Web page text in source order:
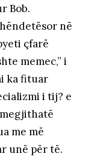
Bob.
në
çfarë
memec,” i
ka fituar
i tij? e
megjithatë
me më
unë për të.